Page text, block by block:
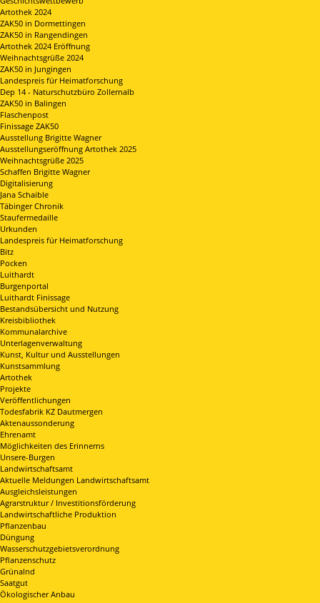
Artothek 2024
ZAK50 in Dormettingen
ZAK50 in Rangendingen
Artothek 2024 Eröffnung
Weihnachtsgrüße 2024
ZAK50 in Jungingen
Landespreis für Heimatforschung
Dep 14 - Naturschutzbüro Zollernalb
ZAK50 in Balingen
Flaschenpost
Finissage ZAK50
Ausstellung Brigitte Wagner
Ausstellungseröffnung Artothek 2025
Weihnachtsgrüße 2025
Schaffen Brigitte Wagner
Digitalisierung
Jana Schaible
Täbinger Chronik
Staufermedaille
Urkunden
Landespreis für Heimatforschung
Bitz
Pocken
Luithardt
Burgenportal
Luithardt Finissage
Bestandsübersicht und Nutzung
Kreisbibliothek
Kommunalarchive
Unterlagenverwaltung
Kunst, Kultur und Ausstellungen
Kunstsammlung
Artothek
Projekte
Veröffentlichungen
Todesfabrik KZ Dautmergen
Aktenaussonderung
Ehrenamt
Möglichkeiten des Erinnerns
Unsere-Burgen
Landwirtschaftsamt
Aktuelle Meldungen Landwirtschaftsamt
Ausgleichsleistungen
Agrarstruktur / Investitionsförderung
Landwirtschaftliche Produktion
Pflanzenbau
Düngung
Wasserschutzgebietsverordnung
Pflanzenschutz
Grünalnd
Saatgut
Ökologischer Anbau